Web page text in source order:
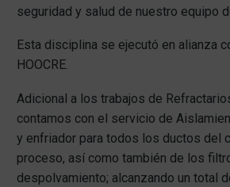
seguridad y salud de nuestro equipo
Esta disciplina se ejecutó en alianza
HOOCRE.
Adicional a los trabajos de
contamos con el servicio de
y enfriador para todos los ductos del
proceso, así como también de los
despolvamiento; alcanzando un total